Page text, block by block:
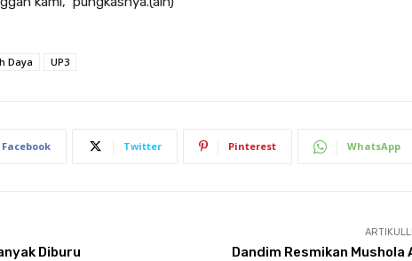
Daya UP3
Facebook Twitter Pinterest WhatsApp
Diburu
Dandim Resmikan Mushola